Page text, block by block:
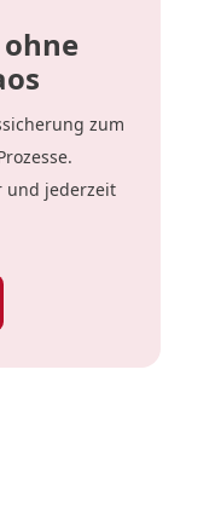
zum
und jederzeit